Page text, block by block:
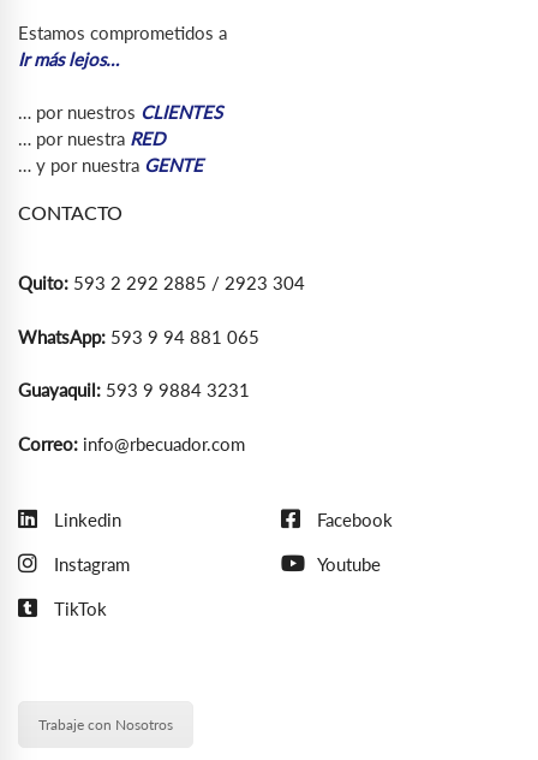
Estamos comprometidos a
Ir más lejos…
… por nuestros CLIENTES
… por nuestra RED
… y por nuestra GENTE
CONTACTO
Quito: 593 2 292 2885 / 2923 304
WhatsApp: 593 9 94 881 065
Guayaquil: 593 9 9884 3231
Correo: info@rbecuador.com
Linkedin Facebook
Instagram Youtube
TikTok
Trabaje con Nosotros